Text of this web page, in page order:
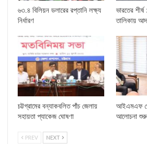
৬৩.৪ বিলিয়ন ডলারের রপ্তানি লক্ষ্য
নির্ধারণ
ভারতের শীর্ষ
তালিকায়
চট্টগ্রামের বন্যাকবলিত পাঁচ জেলায়
সহায়তা প্যাকেজ ঘোষণা
আইএমএফ
আলোচনা শুরু
PREV NEXT